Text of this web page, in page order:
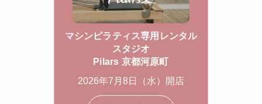
マシンピラティス専用レンタル
スタジオ
Pilars 京都河原町
2026年7月8日（水）開店